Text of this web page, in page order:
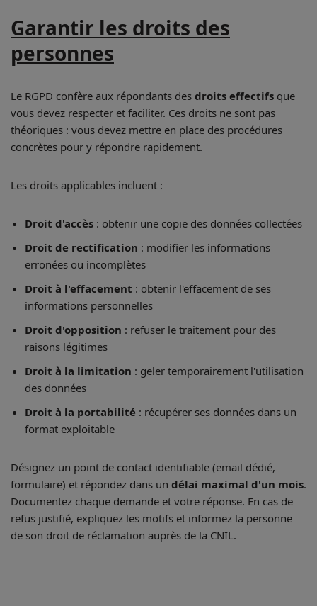
Garantir les droits des
personnes
Le RGPD confère aux répondants des droits effectifs que
vous devez respecter et faciliter. Ces droits ne sont pas
théoriques : vous devez mettre en place des procédures
concrètes pour y répondre rapidement.
Les droits applicables incluent :
Droit d'accès : obtenir une copie des données collectées
Droit de rectification : modifier les informations
erronées ou incomplètes
Droit à l'effacement : obtenir l'effacement de ses
informations personnelles
Droit d'opposition : refuser le traitement pour des
raisons légitimes
Droit à la limitation : geler temporairement l'utilisation
des données
Droit à la portabilité : récupérer ses données dans un
format exploitable
Désignez un point de contact identifiable (email dédié,
formulaire) et répondez dans un délai maximal d'un mois.
Documentez chaque demande et votre réponse. En cas de
refus justifié, expliquez les motifs et informez la personne
de son droit de réclamation auprès de la CNIL.